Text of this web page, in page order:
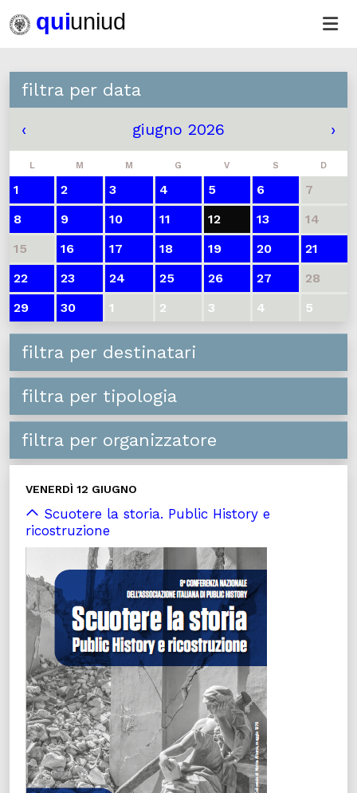
filtra per data
‹ giugno 2026 ›
L M M G V S D
1 2 3 4 5 6
7
8
9 10 11 12 13
14
15
16 17 18 19 20
21
22
23 24 25 26 27
28
29
30 1 2 3 4 5
filtra per destinatari
filtra per tipologia
filtra per organizzatore
VENERDÌ 12 GIUGNO
Scuotere la storia. Public History e
ricostruzione